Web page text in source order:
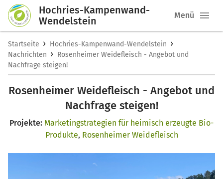
Hochries-Kampenwand-
Wendelstein
Menü
Startseite › Hochries-Kampenwand-Wendelstein ›
Nachrichten › Rosenheimer Weidefleisch - Angebot und
Nachfrage steigen!
Rosenheimer Weidefleisch - Angebot und
Nachfrage steigen!
Projekte: Marketingstrategien für heimisch erzeugte Bio-
Produkte, Rosenheimer Weidefleisch